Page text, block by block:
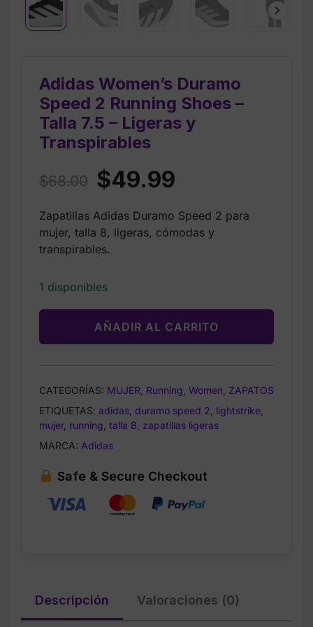
Adidas Women’s Duramo
Speed 2 Running Shoes –
Talla 7.5 – Ligeras y
Transpirables
$68.00 Original
was:
$68.00.
$49.99
is:
Zapatillas Adidas Duramo Speed 2 para
mujer, talla 8, ligeras, cómodas y
transpirables.
1 disponibles
AÑADIR AL CARRITO
CATEGORÍAS: MUJER, Running, Women, ZAPATOS
ETIQUETAS: adidas, duramo speed 2, lightstrike,
mujer, running, talla 8, zapatillas ligeras
MARCA: Adidas
Safe & Secure Checkout
Descripción Valoraciones (0)